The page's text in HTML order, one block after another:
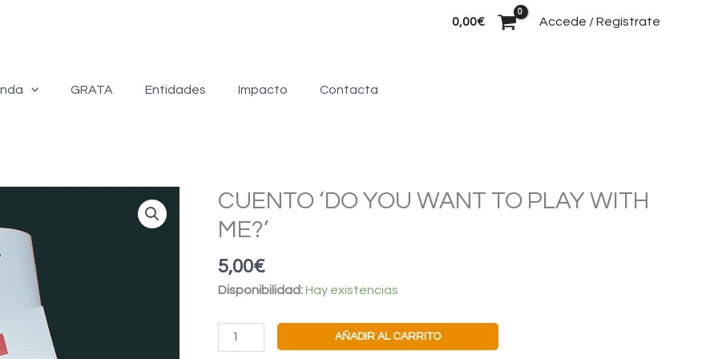
Buscar0,00€ Accede / Regístrate
GRATA Entidades Impacto Contacta
CUENTO ‘DO YOU WANT TO PLAY WITH
ME?’
5,00€
Disponibilidad:Hay existencias
CUENTO
'DO
AÑADIR AL CARRITO